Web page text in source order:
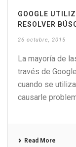
GOOGLE
RESOLVER
26 octubre, 2015
La mayoría de
través de
cuando se
causarle
Read More